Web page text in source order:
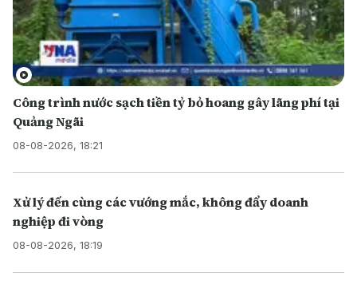
Công trình nước sạch tiền tỷ bỏ hoang gây lãng phí tại
Quảng Ngãi
08-08-2026, 18:21
Xử lý đến cùng các vướng mắc, không đẩy doanh
nghiệp đi vòng
08-08-2026, 18:19